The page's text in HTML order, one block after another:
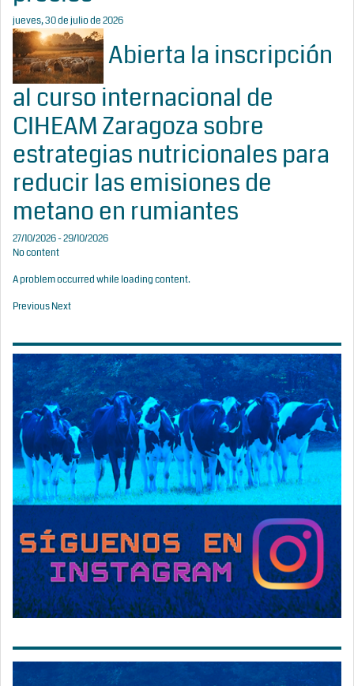
jueves, 30 de julio de 2026
Abierta la inscripción
al curso internacional de
CIHEAM Zaragoza sobre
estrategias nutricionales para
reducir las emisiones de
metano en rumiantes
27/10/2026 - 29/10/2026
No content
A problem occurred while loading content.
PreviousNext